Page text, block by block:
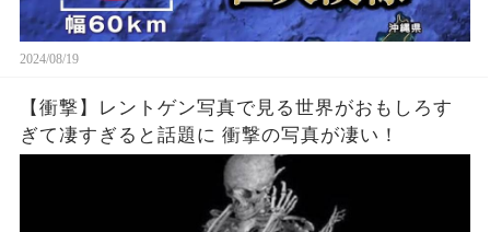
2024/08/19
【衝撃】レントゲン写真で見る世界がおもしろす
ぎて凄すぎると話題に 衝撃の写真が凄い！